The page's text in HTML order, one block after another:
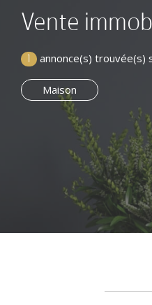
Vente
annonce(s) trouvée(s)
Maison